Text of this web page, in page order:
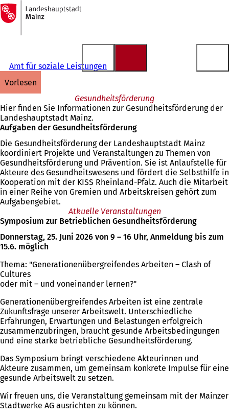
Inhalt anspringen
Zur
Startseite
Amt für soziale Leistungen
vorlesen
Gesundheitsförderung
Hier finden Sie Informationen zur Gesundheitsförderung der
Landeshauptstadt Mainz.
Aufgaben der Gesundheitsförderung
Die Gesundheitsförderung der Landeshauptstadt Mainz
koordiniert Projekte und Veranstaltungen zu Themen von
Gesundheitsförderung und Prävention. Sie ist Anlaufstelle für
Akteure des Gesundheitswesens und fördert die Selbsthilfe in
Kooperation mit der KISS Rheinland-Pfalz. Auch die Mitarbeit
in einer Reihe von Gremien und Arbeitskreisen gehört zum
Aufgabengebiet.
Atkuelle Veranstaltungen
Symposium zur Betrieblichen Gesundheitsförderung
Donnerstag, 25. Juni 2026 von 9 – 16 Uhr, Anmeldung bis zum
15.6. möglich
Thema: "Generationenübergreifendes Arbeiten – Clash of
Cultures
oder mit – und voneinander lernen?"
Generationenübergreifendes Arbeiten ist eine zentrale
Zukunftsfrage unserer Arbeitswelt. Unterschiedliche
Erfahrungen, Erwartungen und Belastungen erfolgreich
zusammenzubringen, braucht gesunde Arbeitsbedingungen
und eine starke betriebliche Gesundheitsförderung.
Das Symposium bringt verschiedene Akteurinnen und
Akteure zusammen, um gemeinsam konkrete Impulse für eine
gesunde Arbeitswelt zu setzen.
Wir freuen uns, die Veranstaltung gemeinsam mit der Mainzer
Stadtwerke AG ausrichten zu können.